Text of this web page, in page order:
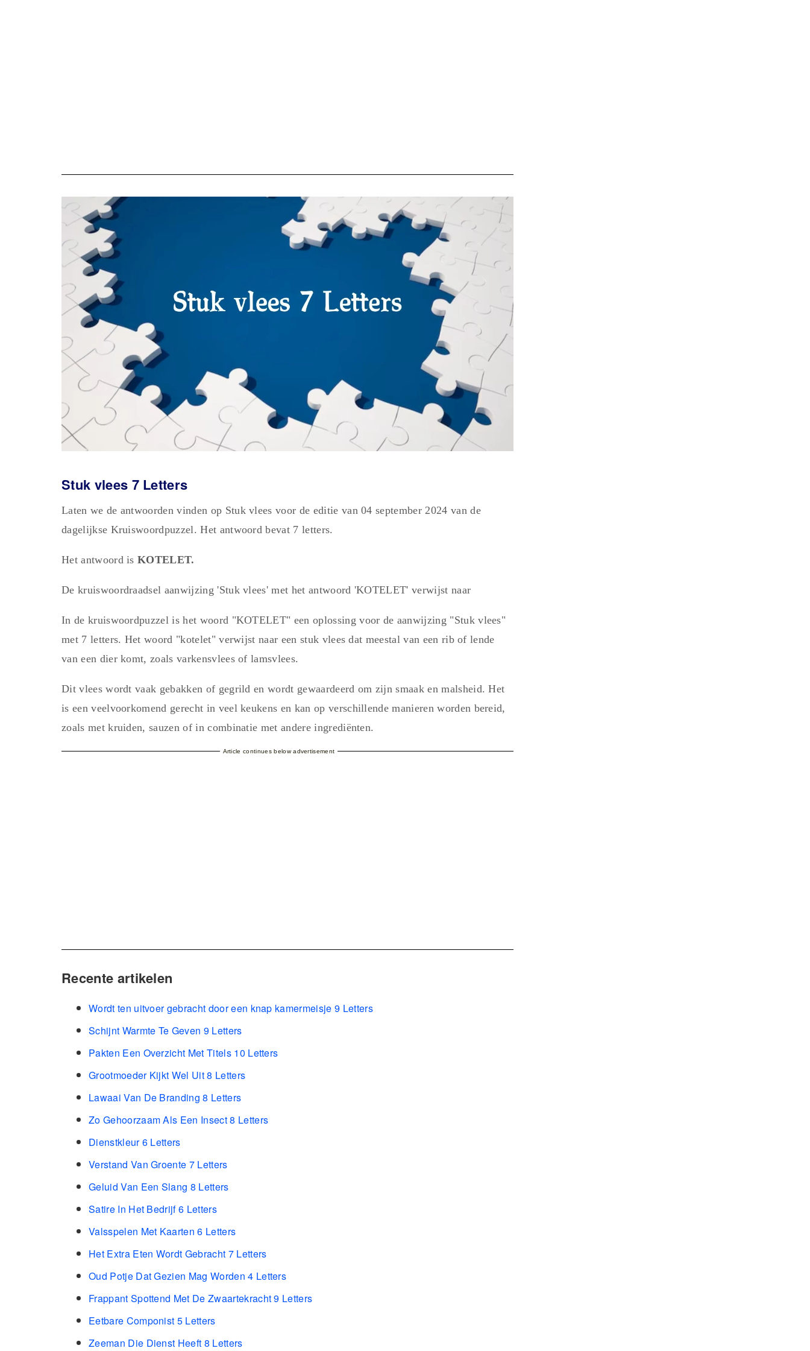
Stuk vlees 7 Letters
Laten we de antwoorden vinden op Stuk vlees voor de editie van 04 september 2024 van de
dagelijkse Kruiswoordpuzzel. Het antwoord bevat 7 letters.
Het antwoord isKOTELET.
De kruiswoordraadsel aanwijzing 'Stuk vlees' met het antwoord 'KOTELET' verwijst naar
In de kruiswoordpuzzel is het woord "KOTELET" een oplossing voor de aanwijzing "Stuk vlees"
met 7 letters. Het woord "kotelet" verwijst naar een stuk vlees dat meestal van een rib of lende
van een dier komt, zoals varkensvlees of lamsvlees.
Dit vlees wordt vaak gebakken of gegrild en wordt gewaardeerd om zijn smaak en malsheid. Het
is een veelvoorkomend gerecht in veel keukens en kan op verschillende manieren worden bereid,
zoals met kruiden, sauzen of in combinatie met andere ingrediënten.
Article continues below advertisement
Recente artikelen
Wordt ten uitvoer gebracht door een knap kamermeisje 9 Letters
Schijnt Warmte Te Geven 9 Letters
Pakten Een Overzicht Met Titels 10 Letters
Grootmoeder Kijkt Wel Uit 8 Letters
Lawaai Van De Branding 8 Letters
Zo Gehoorzaam Als Een Insect 8 Letters
Dienstkleur 6 Letters
Verstand Van Groente 7 Letters
Geluid Van Een Slang 8 Letters
Satire In Het Bedrijf 6 Letters
Valsspelen Met Kaarten 6 Letters
Het Extra Eten Wordt Gebracht 7 Letters
Oud Potje Dat Gezien Mag Worden 4 Letters
Frappant Spottend Met De Zwaartekracht 9 Letters
Eetbare Componist 5 Letters
Zeeman Die Dienst Heeft 8 Letters